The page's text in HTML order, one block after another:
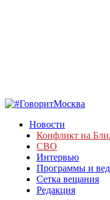
Новости
Конфликт на
СВО
Интервью
Программы и
Сетка вещания
Редакция